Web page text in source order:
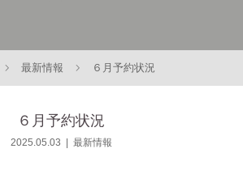
最新情報 ６月予約状況
６月予約状況
2025.05.03 最新情報